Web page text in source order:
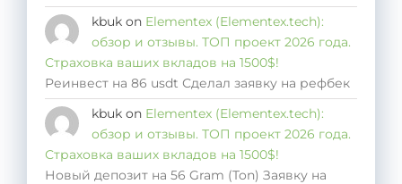
kbuk on Elementex (Elementex.tech):
обзор и отзывы. ТОП проект 2026 года.
Страховка ваших вкладов на 1500$!
Реинвест на 86 usdt Сделал заявку на рефбек
kbuk on Elementex (Elementex.tech):
обзор и отзывы. ТОП проект 2026 года.
Страховка ваших вкладов на 1500$!
Новый депозит на 56 Gram (Ton) Заявку на